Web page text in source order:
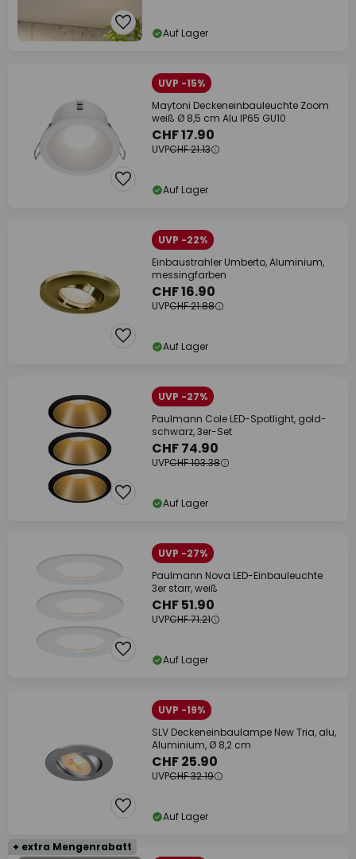
Auf Lager
UVP -15%
Maytoni Deckeneinbauleuchte Zoom
weiß Ø 8,5 cm Alu IP65 GU10
CHF 17.90
UVPCHF 21.13
Auf Lager
UVP -22%
Einbaustrahler Umberto, Aluminium,
messingfarben
CHF 16.90
UVPCHF 21.88
Auf Lager
UVP -27%
Paulmann Cole LED-Spotlight, gold-
schwarz, 3er-Set
CHF 74.90
UVPCHF 103.38
Auf Lager
UVP -27%
Paulmann Nova LED-Einbauleuchte
3er starr, weiß
CHF 51.90
UVPCHF 71.21
Auf Lager
UVP -19%
SLV Deckeneinbaulampe New Tria, alu,
Aluminium, Ø 8,2 cm
CHF 25.90
UVPCHF 32.19
Auf Lager
+ extra Mengenrabatt